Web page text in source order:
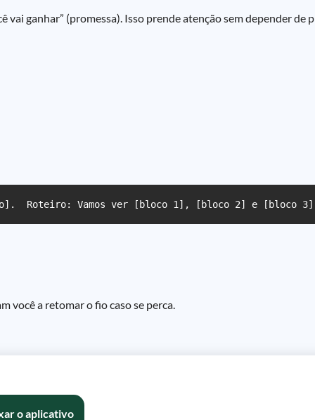
ganhar” (promessa). Isso prende atenção sem depender de
Roteiro: Vamos ver [bloco 1], [bloco 2] e [bloco
você a retomar o fio caso se perca.
o aplicativo